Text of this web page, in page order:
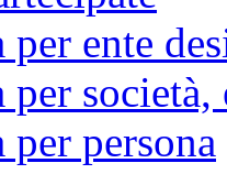
per ente
per
per persona